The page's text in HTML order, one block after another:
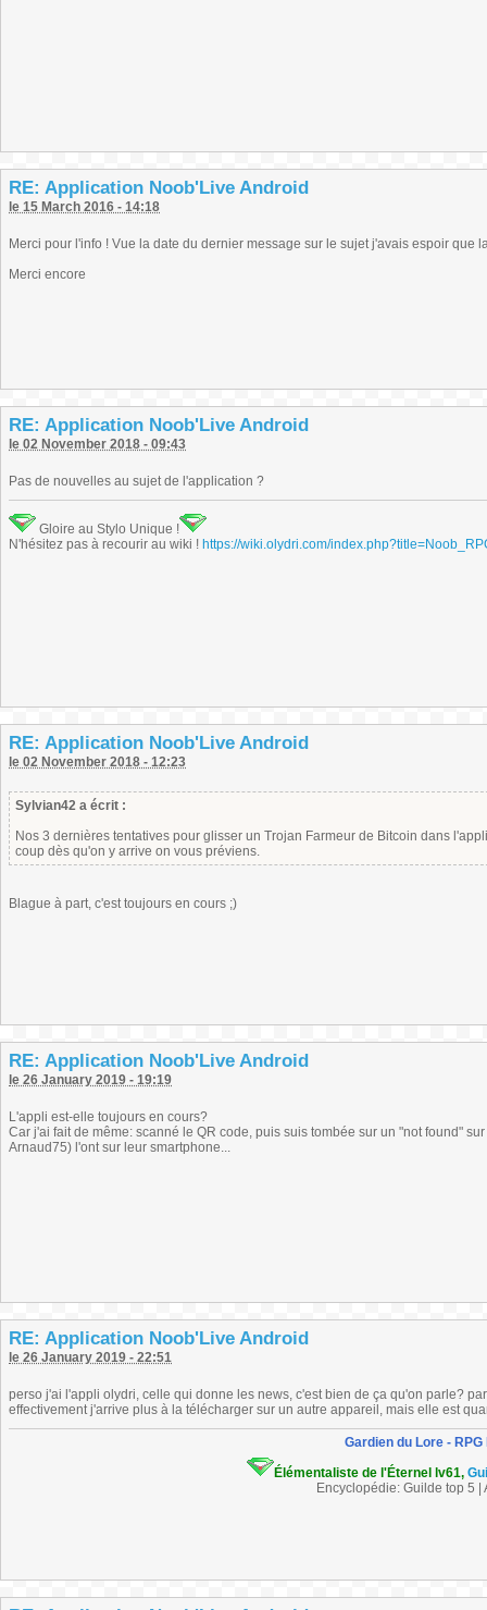
RE: Application Noob'Live Android
le 15 March 2016 - 14:18
Merci pour l'info ! Vue la date du dernier message sur le sujet j'avais espoir que
Merci encore
RE: Application Noob'Live Android
le 02 November 2018 - 09:43
Pas de nouvelles au sujet de l'application ?
Gloire au Stylo Unique !
N'hésitez pas à recourir au wiki ! https://wiki.olydri.com/
RE: Application Noob'Live Android
le 02 November 2018 - 12:23
Sylvian42 a écrit :
Nos 3 dernières tentatives pour glisser un Trojan Farmeur de Bitcoin dans
coup dès qu'on y arrive on vous préviens.
Blague à part, c'est toujours en cours ;)
RE: Application Noob'Live Android
le 26 January 2019 - 19:19
L'appli est-elle toujours en cours?
Car j'ai fait de même: scanné le QR code, puis suis tombée sur un "not found"
Arnaud75) l'ont sur leur smartphone...
RE: Application Noob'Live Android
le 26 January 2019 - 22:51
perso j'ai l'appli olydri, celle qui donne les news, c'est bien de ça qu'on parle?
effectivement j'arrive plus à la télécharger sur un autre appareil, mais elle est
Gardien du Lore - RPG
Élémentaliste de l'Éternel lv61,
Encyclopédie: Guilde top 5 |